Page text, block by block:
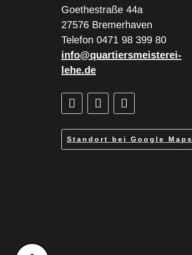
Goethestraße 44a
27576 Bremerhaven
Telefon 0471 98 399 80
info@quartiersmeisterei-
lehe.de
Standort bei Google Maps